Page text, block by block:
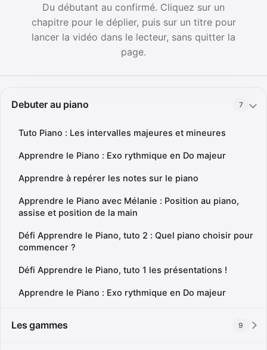
Du débutant au confirmé. Cliquez sur un
chapitre pour le déplier, puis sur un titre pour
lancer la vidéo dans le lecteur, sans quitter la
page.
Debuter au piano 7
Tuto Piano : Les intervalles majeures et mineures
Apprendre le Piano : Exo rythmique en Do majeur
Apprendre à repérer les notes sur le piano
Apprendre le Piano avec Mélanie : Position au piano,
assise et position de la main
Défi Apprendre le Piano, tuto 2 : Quel piano choisir pour
commencer ?
Défi Apprendre le Piano, tuto 1 les présentations !
Apprendre le Piano : Exo rythmique en Do majeur
Les gammes 9